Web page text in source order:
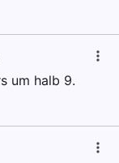
um halb 9.